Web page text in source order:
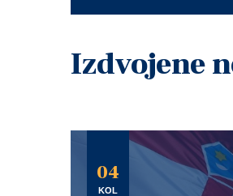
Izdvojene
04
KOL